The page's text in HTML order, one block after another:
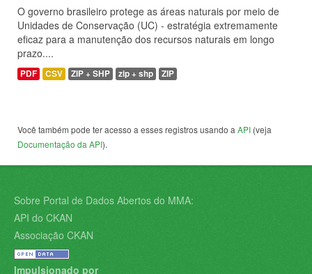
O governo brasileiro protege as áreas naturais por meio de
Unidades de Conservação (UC) - estratégia extremamente
eficaz para a manutenção dos recursos naturais em longo
prazo....
PDF CSV ZIP + SHP zip + shp ZIP
Você também pode ter acesso a esses registros usando a API (veja
Documentação da API).
Sobre Portal de Dados Abertos do MMA:
API do CKAN
Associação CKAN
Impulsionado por